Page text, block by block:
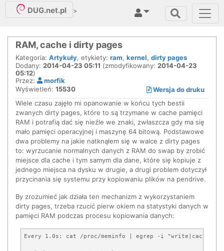
DUG.net.pl >
RAM, cache i dirty pages
Kategoria: Artykuły, etykiety: ram, kernel, dirty pages
Dodany: 2014-04-23 05:11 (zmodyfikowany: 2014-04-23
05:12)
Przez:
morfik
Wersja do druku
Wyświetleń: 15530
Wiele czasu zajęło mi opanowanie w końcu tych bestii
zwanych dirty pages, które to są trzymane w cache pamięci
RAM i potrafią dać się nieźle we znaki, zwłaszcza gdy ma się
mało pamięci operacyjnej i maszynę 64 bitową. Podstawowe
dwa problemy na jakie natknąłem się w walce z dirty pages
to: wyrzucanie normalnych danych z RAM do swap by zrobić
miejsce dla cache i tym samym dla dane, które się kopiuje z
jednego miejsca na dysku w drugie, a drugi problem dotyczył
przycinania się systemu przy kopiowaniu plików na pendrive.
By zrozumieć jak działa ten mechanizm z wykorzystaniem
dirty pages, trzeba rzucić pierw okiem na statystyki danych w
pamięci RAM podczas procesu kopiowania danych:
Every 1.0s: cat /proc/meminfo | egrep -i